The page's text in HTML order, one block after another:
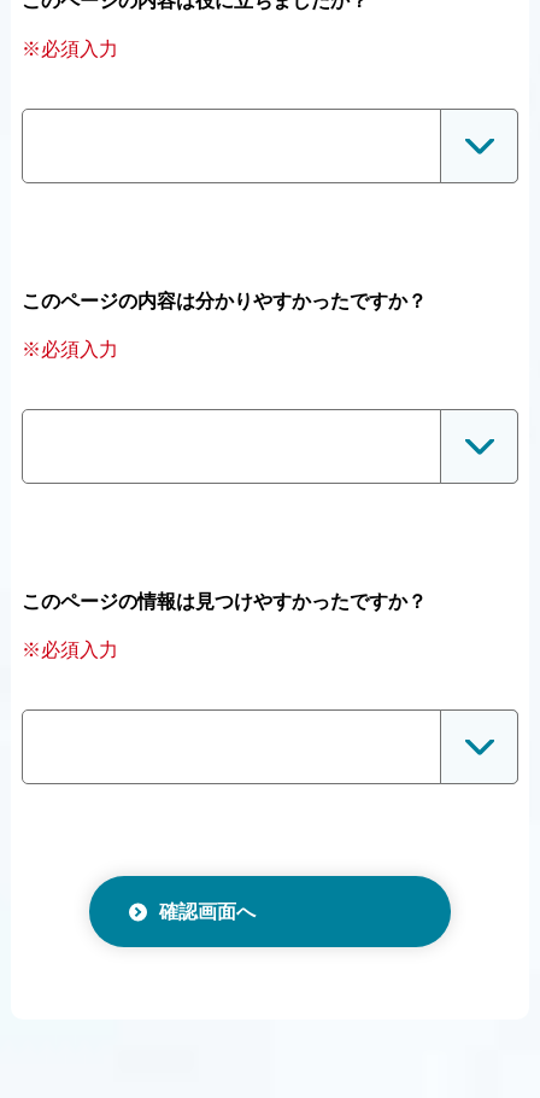
※必須入力
このページの内容は分かりやすかったですか？
※必須入力
このページの情報は見つけやすかったですか？
※必須入力